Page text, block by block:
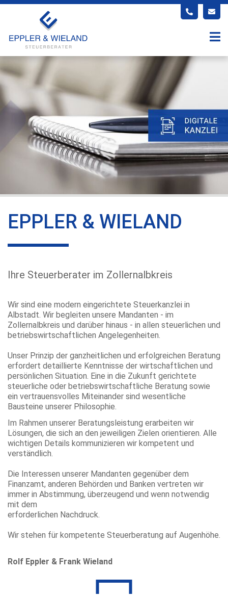
EPPLER & WIELAND
Ihre Steuerberater im Zollernalbkreis
Wir sind eine modern eingerichtete Steuerkanzlei in
Albstadt. Wir begleiten unsere Mandanten - im
Zollernalbkreis und darüber hinaus - in allen steuerlichen und
betriebswirtschaftlichen Angelegenheiten.
Unser Prinzip der ganzheitlichen und erfolgreichen Beratung
erfordert detaillierte Kenntnisse der wirtschaftlichen und
persönlichen Situation. Eine in die Zukunft gerichtete
steuerliche oder betriebswirtschaftliche Beratung sowie
ein vertrauensvolles Miteinander sind wesentliche
Bausteine unserer Philosophie.
Im Rahmen unserer Beratungsleistung erarbeiten wir
Lösungen, die sich an den jeweiligen Zielen orientieren. Alle
wichtigen Details kommunizieren wir kompetent und
verständlich.
Die Interessen unserer Mandanten gegenüber dem
Finanzamt, anderen Behörden und Banken vertreten wir
immer in Abstimmung, überzeugend und wenn notwendig
mit dem
erforderlichen Nachdruck.
Wir stehen für kompetente Steuerberatung auf Augenhöhe.
Rolf Eppler & Frank Wieland